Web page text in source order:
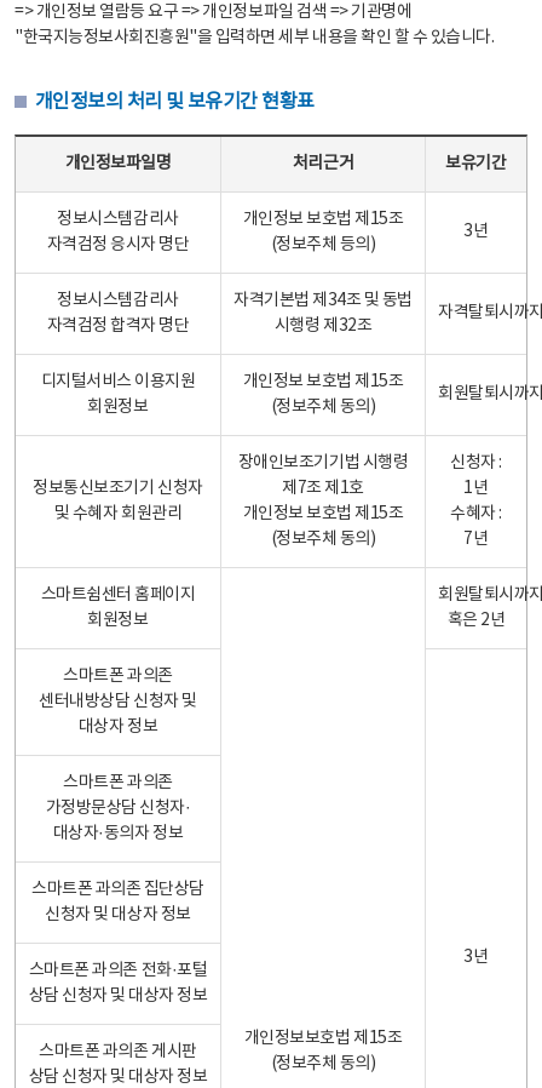
=> 개인정보 열람등 요구 => 개인정보파일 검색 => 기관명에
"한국지능정보사회진흥원"을 입력하면 세부 내용을 확인 할 수 있습니다.
개인정보의 처리 및 보유기간 현황표
개인정보파일명 처리근거 보유기간
정보시스템감리사
자격검정 응시자 명단
개인정보 보호법 제15조
(정보주체 등의)
3년
정보시스템감리사
자격검정 합격자 명단
자격기본법 제34조 및 동법
시행령 제32조
자격탈퇴시까
디지털서비스 이용지원
회원정보
개인정보 보호법 제15조
(정보주체 동의)
회원탈퇴시까
정보통신보조기기 신청자
및 수혜자 회원관리
장애인보조기기법 시행령
제7조 제1호
개인정보 보호법 제15조
(정보주체 동의)
신청자 :
1년
수혜자 :
7년
스마트쉼센터 홈페이지
회원정보
개인정보보호법 제15조
(정보주체 동의)
회원탈퇴시까
혹은 2년
스마트폰 과의존
센터내방상담 신청자 및
대상자 정보
3년
스마트폰 과의존
가정방문상담 신청자·
대상자·동의자 정보
스마트폰 과의존 집단상담
신청자 및 대상자 정보
스마트폰 과의존 전화·포털
상담 신청자 및 대상자 정보
스마트폰 과의존 게시판
상담 신청자 및 대상자 정보